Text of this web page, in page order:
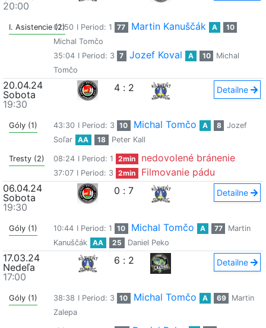
20:00
I. Asistencie (2)
01:50 I Period: 1 77 Martin Kanuščák A
10
Michal Tomčo
35:04 I Period: 3 7 Jozef Koval A 10
Michal
Tomčo
20.04.24
Sobota
19:30
4 : 2 Detailne
Góly (1) 43:30 I Period: 3 10 Michal Tomčo A 8
Jozef
Soľar
AA 18 Peter Kall
Tresty (2) 08:24 I Period: 1 2min nedovolené bránenie
37:07 I Period: 3 2min
Filmovanie pádu
06.04.24
Sobota
19:30
0 : 7 Detailne
Góly (1) 10:44 I Period: 1 10 Michal Tomčo A 77
Martin
Kanuščák
AA 25 Daniel Peko
17.03.24
Nedeľa
17:00
6 : 2 Detailne
Góly (1) 38:38 I Period: 3 10 Michal Tomčo A 69
Martin
Zalepa